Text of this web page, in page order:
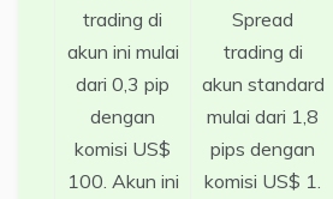
trading di
akun ini mulai
dari 0,3 pip
dengan
komisi US$
100. Akun ini
Spread
trading di
akun standard
mulai dari 1,8
pips dengan
komisi US$ 1.